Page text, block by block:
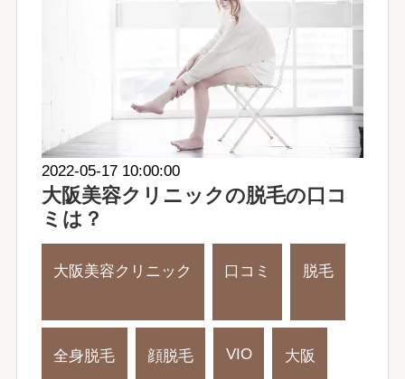
2022-05-17 10:00:00
大阪美容クリニックの脱毛の口コ
ミは？
大阪美容クリニック 口コミ 脱毛
全身脱毛 顔脱毛 VIO 大阪